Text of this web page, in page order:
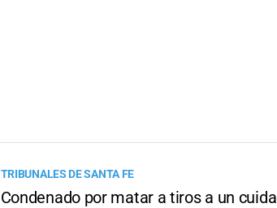
TRIBUNALES DE SANTA FE
Condenado por matar a tiros a un